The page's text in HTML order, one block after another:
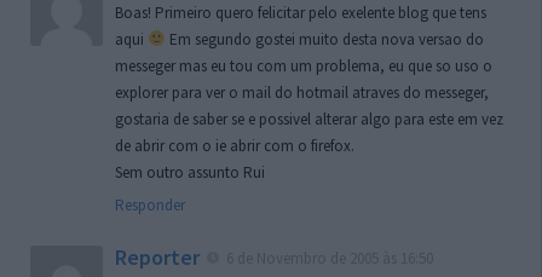
Boas! Primeiro quero felicitar pelo exelente blog que tens
aqui
Em segundo gostei muito desta nova versao do
messeger mas eu tou com um problema, eu que so uso o
explorer para ver o mail do hotmail atraves do messeger,
gostaria de saber se e possivel alterar algo para este em vez
de abrir com o ie abrir com o firefox.
Sem outro assunto Rui
Responder
Reporter